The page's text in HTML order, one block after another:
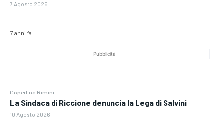
Pubblicità
Copertina Rimini
La Sindaca di Riccione denuncia la Lega di Salvini
10 Agosto 2026
7 anni fa
7 Agosto 2026